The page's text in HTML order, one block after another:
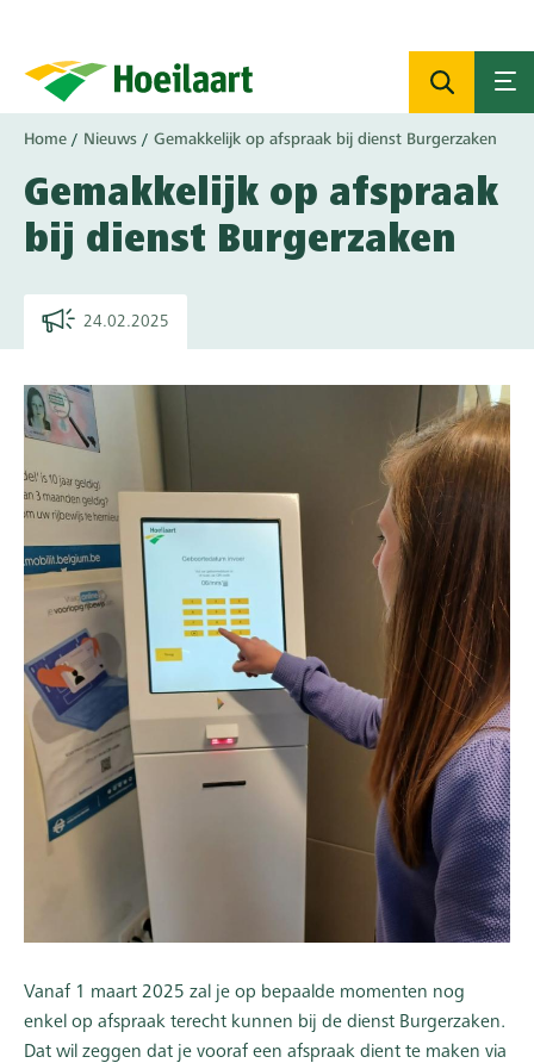
naar
inhoud
Kruimelpad
Home Nieuws Gemakkelijk op afspraak bij dienst Burgerzaken
Gemakkelijk op afspraak
bij dienst Burgerzaken
24.02.2025
Vanaf 1 maart 2025 zal je op bepaalde momenten nog
enkel op afspraak terecht kunnen bij de dienst Burgerzaken.
Dat wil zeggen dat je vooraf een afspraak dient te maken via